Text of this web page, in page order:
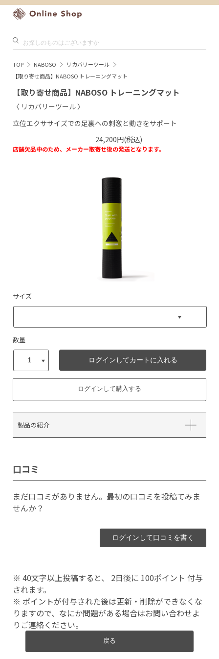
TOP NABOSO
リカバリーツール
【取り寄せ商品】NABOSO トレーニングマット
【取り寄せ商品】NABOSO トレーニングマット
〈 リカバリーツール 〉
立位エクササイズでの足裏への刺激と動きをサポート
24,200円(税込)
店舗欠品中のため、メーカー取寄せ後の発送となります。
サイズ
数量
ログインしてカートに入れる
ログインして購入する
製品の紹介
口コミ
まだ口コミがありません。最初の口コミを投稿てみま
せんか？
ログインして口コミを書く
※ 40文字以上投稿すると、 2日後に 100ポイント 付与
されます。
※ ポイントが付与された後は更新・削除ができなくな
りますので、なにか問題がある場合はお問い合わせよ
りご連絡ください。
戻る